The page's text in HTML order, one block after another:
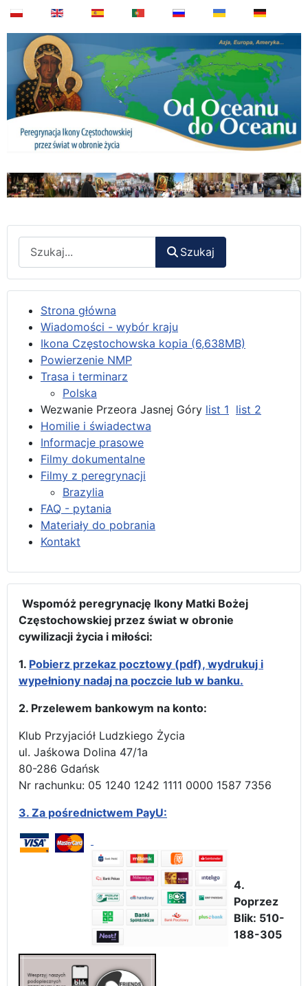
Szukaj
Strona główna
Wiadomości - wybór kraju
Ikona Częstochowska kopia (6,638MB)
Powierzenie NMP
Trasa i terminarz
Polska
Wezwanie Przeora Jasnej Góry list 1 list 2
Homilie i świadectwa
Informacje prasowe
Filmy dokumentalne
Filmy z peregrynacji
Brazylia
FAQ - pytania
Materiały do pobrania
Kontakt
Wspomóż peregrynację Ikony Matki Bożej
Częstochowskiej przez świat w obronie
cywilizacji życia i miłości:
1. Pobierz przekaz pocztowy (pdf), wydrukuj i
wypełniony nadaj na poczcie lub w banku.
2. Przelewem bankowym na konto:
Klub Przyjaciół Ludzkiego Życia
ul. Jaśkowa Dolina 47/1a
80-286 Gdańsk
Nr rachunku: 05 1240 1242 1111 0000 1587 7356
3. Za pośrednictwem PayU:
4.
Poprzez
Blik: 510-
188-305